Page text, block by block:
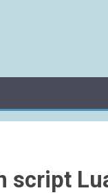
script